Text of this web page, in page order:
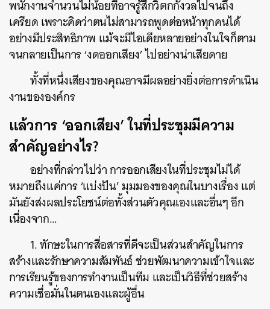
พนักงานจำนวนไม่น้อยที่อาจรู้สึกวิตกกังวลไปจนถึง
เครียด เพราะคิดว่าตนไม่สามารถพูดต่อหน้าทุกคนได้
อย่างมีประสิทธิภาพ แม้จะมีไอเดียหลายอย่างในใจก็ตาม
จนกลายเป็นการ ‘งดออกเสียง’ ไปอย่างน่าเสียดาย
ทั้งที่หนึ่งเสียงของคุณอาจมีผลอย่างยิ่งต่อการดำเนิน
งานขององค์กร
แล้วการ ‘ออกเสียง’ ในที่ประชุมมีความ
สำคัญอย่างไร?
อย่างที่กล่าวไปว่า การออกเสียงในที่ประชุมไม่ได้
หมายถึงแค่การ ‘แบ่งปัน’ มุมมองของคุณในบางเรื่อง แต่
มันยังส่งผลประโยชน์ต่อทั้งส่วนตัวคุณเองและอื่นๆ อีก
เนื่องจาก…
1. ทักษะในการสื่อสารที่ดีจะเป็นส่วนสำคัญในการ
สร้างและรักษาความสัมพันธ์ ช่วยพัฒนาความเข้าใจและ
การเรียนรู้ของการทำงานเป็นทีม และเป็นวิธีที่ช่วยสร้าง
ความเชื่อมั่นในตนเองและผู้อื่น